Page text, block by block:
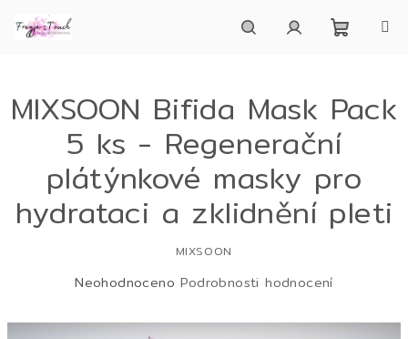
obsah
košík
MIXSOON Bifida Mask Pack
5 ks - Regenerační
plátýnkové masky pro
hydrataci a zklidnění pleti
MIXSOON
Průměrné
produktu
Neohodnoceno Podrobnosti hodnocení